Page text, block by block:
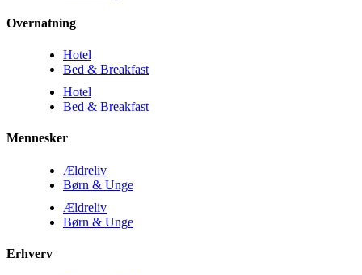
Overnatning
Hotel
Bed & Breakfast
Hotel
Bed & Breakfast
Mennesker
Ældreliv
Børn & Unge
Ældreliv
Børn & Unge
Erhverv